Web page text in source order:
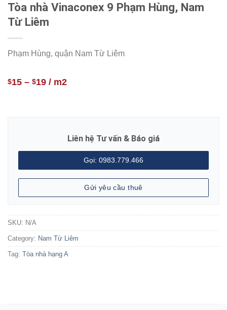
Tòa nhà Vinaconex 9 Phạm Hùng, Nam
Từ Liêm
Phạm Hùng, quận Nam Từ Liêm
$15 – $19 / m2
Liên hệ Tư vấn & Báo giá
Gọi: 0983.779.466
Gửi yêu cầu thuê
SKU: N/A
Category: Nam Từ Liêm
Tag: Tòa nhà hạng A